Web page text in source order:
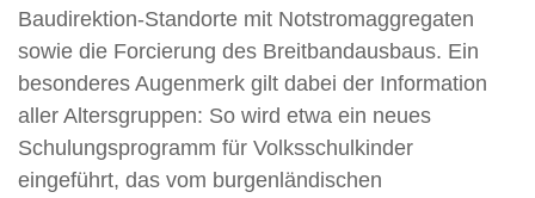
Baudirektion-Standorte mit Notstromaggregaten
sowie die Forcierung des Breitbandausbaus. Ein
besonderes Augenmerk gilt dabei der Information
aller Altersgruppen: So wird etwa ein neues
Schulungsprogramm für Volksschulkinder
eingeführt, das vom burgenländischen